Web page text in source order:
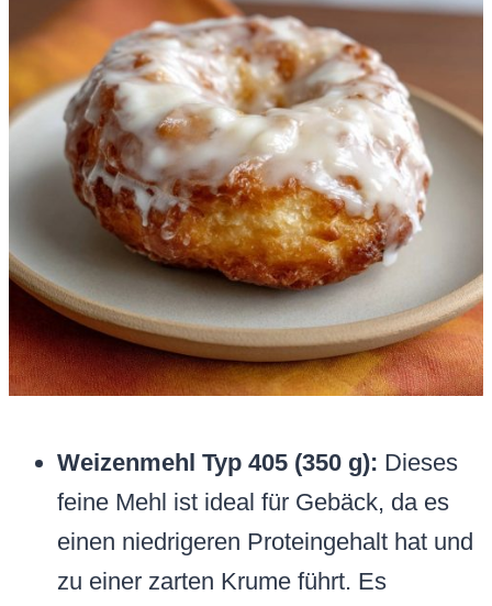
Weizenmehl Typ 405 (350 g): Dieses
feine Mehl ist ideal für Gebäck, da es
einen niedrigeren Proteingehalt hat und
zu einer zarten Krume führt. Es